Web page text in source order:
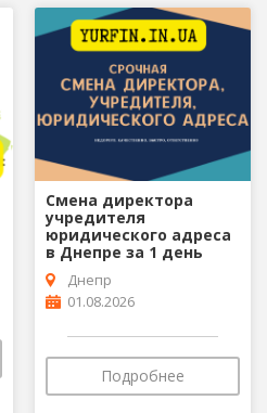
Смена директора
учредителя
юридического адреса
в Днепре за 1 день
Днепр
01.08.2026
Подробнее